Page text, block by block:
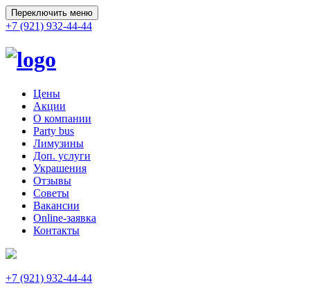
Переключить меню
+7 (921) 932-44-44
Цены
Акции
О компании
Party bus
Лимузины
Доп. услуги
Украшения
Отзывы
Советы
Вакансии
Online-заявка
Контакты
+7 (921) 932-44-44